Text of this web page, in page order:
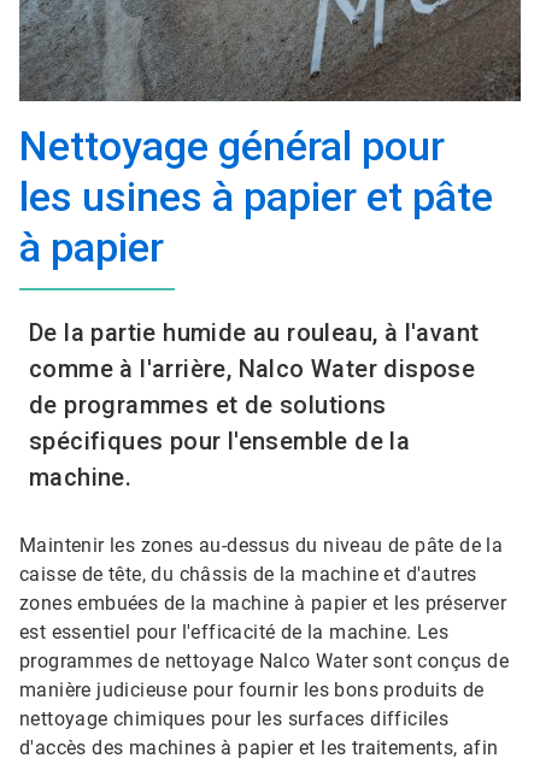
Nettoyage général pour
les usines à papier et pâte
à papier
De la partie humide au rouleau, à l'avant
comme à l'arrière, Nalco Water dispose
de programmes et de solutions
spécifiques pour l'ensemble de la
machine.
Maintenir les zones au-dessus du niveau de pâte de la
caisse de tête, du châssis de la machine et d'autres
zones embuées de la machine à papier et les préserver
est essentiel pour l'efficacité de la machine. Les
programmes de nettoyage Nalco Water sont conçus de
manière judicieuse pour fournir les bons produits de
nettoyage chimiques pour les surfaces difficiles
d'accès des machines à papier et les traitements, afin